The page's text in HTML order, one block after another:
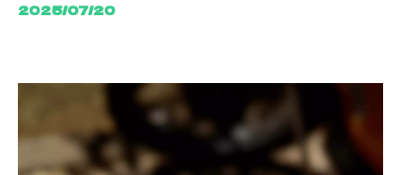
2025/07/20